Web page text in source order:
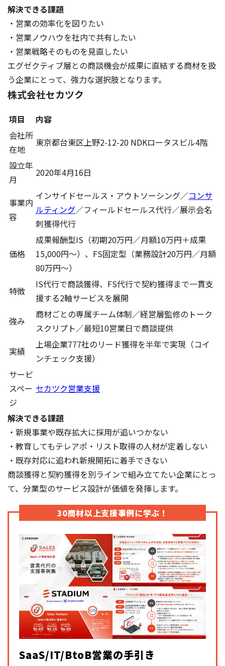
解決できる課題
・営業の効率化を図りたい
・営業ノウハウを社内で共有したい
・営業戦略そのものを見直したい
エグゼクティブ層との商談機会が成果に直結する商材を扱
う企業にとって、強力な選択肢となります。
株式会社セカツク
項目
内容
会社所
在地
東京都台東区上野2-12-20 NDKロータスビル4階
設立年
月
2020年4月16日
事業内
容
インサイドセールス・アウトソーシング／コンサ
ルティング／フィールドセールス代行／展示会名
刺獲得代行
価格
成果報酬型IS（初期20万円／月額10万円＋成果
15,000円〜）、FS固定型（業務設計20万円／月額
80万円〜）
特徴
IS代行で商談獲得、FS代行で契約獲得まで一貫支
援する2軸サービスを展開
強み
商材ごとの専属チーム体制／経営層監修のトーク
スクリプト／最短10営業日で商談提供
実績
上場企業777社のリード獲得を半年で実現（コイ
ンチェック支援）
サービ
スペー
ジ
セカツク営業支援
解決できる課題
・新規事業や既存拡大に採用が追いつかない
・教育してもテレアポ・リスト取得の人材が定着しない
・既存対応に追われ新規開拓に着手できない
商談獲得と契約獲得を別ラインで組み立てたい企業にとっ
て、分業型のサービス設計が価値を発揮します。
30商材以上支援事例に学ぶ！
SaaS/IT/BtoB営業の手引き